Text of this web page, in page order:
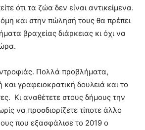
ότι τα ζώα δεν είναι αντικείμενα.
και στην πώλησή τους θα πρέπει
βραχείας διάρκειας κι όχι να
Πολλά προβλήματα,
και γραφειοκρατική δουλειά και το
Κι αναθέτετε στους δήμους την
να προσδιορίζετε τίποτε άλλο
που εξασφάλισε το 2019 ο